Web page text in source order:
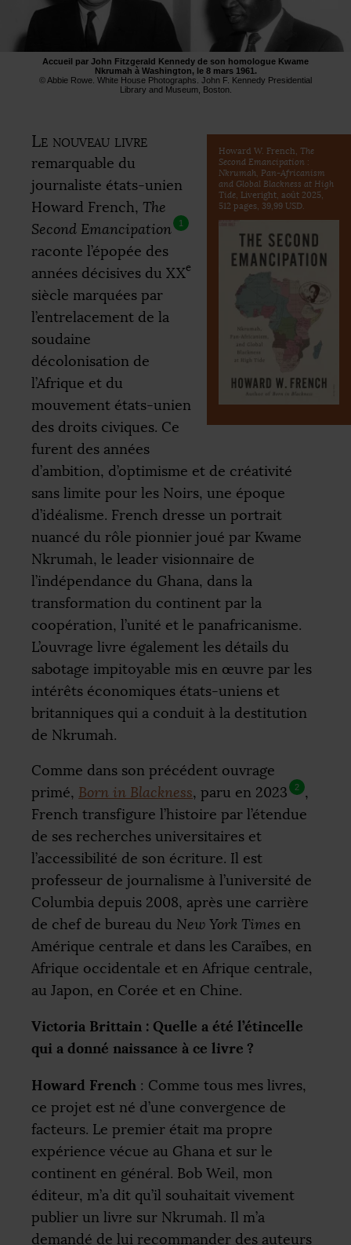
Accueil par John Fitzgerald Kennedy de son homologue Kwame
Nkrumah à Washington, le 8 mars 1961.
© Abbie Rowe. White House Photographs. John F. Kennedy Presidential
Library and Museum, Boston.
Howard W. French, The
Second Emancipation :
Nkrumah, Pan-Africanism
and Global Blackness at High
Tide, Liveright, août 2025,
512 pages, 39,99 USD.
Le nouveau livre
remarquable du
journaliste états-unien
Howard French, The
Second Emancipation
1
raconte l’épopée des
années décisives du XXe
siècle marquées par
l’entrelacement de la
soudaine
décolonisation de
l’Afrique et du
mouvement états-unien
des droits civiques. Ce
furent des années
d’ambition, d’optimisme et de créativité
sans limite pour les Noirs, une époque
d’idéalisme. French dresse un portrait
nuancé du rôle pionnier joué par Kwame
Nkrumah, le leader visionnaire de
l’indépendance du Ghana, dans la
transformation du continent par la
coopération, l’unité et le panafricanisme.
L’ouvrage livre également les détails du
sabotage impitoyable mis en œuvre par les
intérêts économiques états-uniens et
britanniques qui a conduit à la destitution
de Nkrumah.
Comme dans son précédent ouvrage
primé, Born in Blackness, paru en 2023 2
,
French transfigure l’histoire par l’étendue
de ses recherches universitaires et
l’accessibilité de son écriture. Il est
professeur de journalisme à l’université de
Columbia depuis 2008, après une carrière
de chef de bureau du New York Times en
Amérique centrale et dans les Caraïbes, en
Afrique occidentale et en Afrique centrale,
au Japon, en Corée et en Chine.
Victoria Brittain : Quelle a été l’étincelle
qui a donné naissance à ce livre ?
Howard French : Comme tous mes livres,
ce projet est né d’une convergence de
facteurs. Le premier était ma propre
expérience vécue au Ghana et sur le
continent en général. Bob Weil, mon
éditeur, m’a dit qu’il souhaitait vivement
publier un livre sur Nkrumah. Il m’a
demandé de lui recommander des auteurs